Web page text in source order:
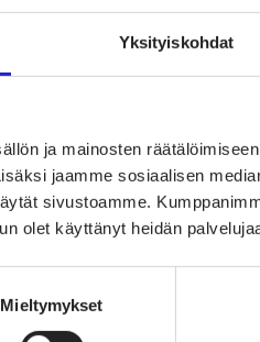
Yksityiskohdat
ja mainosten
jaamme sosiaalisen
sivustoamme.
olet käyttänyt heidän
Mieltymykset
tarpeiden mukaan.
somessa